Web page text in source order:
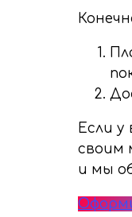
Если
своим
и мы